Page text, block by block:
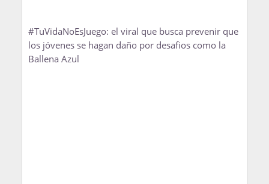
#TuVidaNoEsJuego: el viral que busca prevenir que
los jóvenes se hagan daño por desafios como la
Ballena Azul